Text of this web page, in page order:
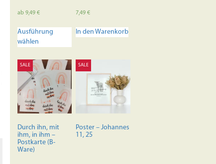
ab 9,49 €
Ausführung
wählen
Produkt
Varianten
Optionen
können
auf
der
Produktseite
7,49€
In den Warenkorb
SALE
Durch ihn, mit
ihm, in ihm –
Postkarte (B-
Ware)
SALE
Poster – Johannes
11, 25